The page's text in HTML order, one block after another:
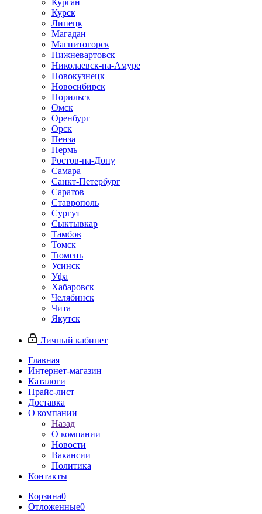
Курган
Курск
Липецк
Магадан
Магнитогорск
Нижневартовск
Николаевск-на-Амуре
Новокузнецк
Новосибирск
Норильск
Омск
Оренбург
Орск
Пенза
Пермь
Ростов-на-Дону
Самара
Санкт-Петербург
Саратов
Ставрополь
Сургут
Сыктывкар
Тамбов
Томск
Тюмень
Усинск
Уфа
Хабаровск
Челябинск
Чита
Якутск
Личный кабинет
Главная
Интернет-магазин
Каталоги
Прайс-лист
Доставка
О компании
Назад
О компании
Новости
Вакансии
Политика
Контакты
Корзина0
Отложенные0